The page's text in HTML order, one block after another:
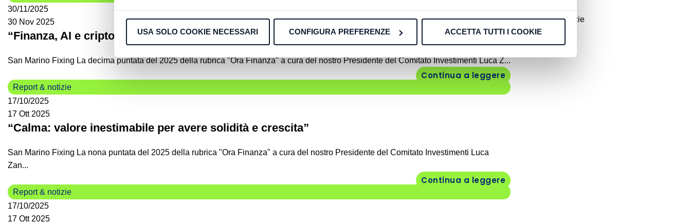
USA SOLO COOKIE NECESSARI CONFIGURA PREFERENZE ACCETTA TUTTI I COOKIE
30/11/2025
30 Nov 2025
“Finanza, AI e criptovalute: bolla o cambio di regime?”
San Marino Fixing La decima puntata del 2025 della rubrica "Ora Finanza" a cura del nostro Presidente del Comitato Investimenti Luca Z...
Continua a leggere
Report & notizie
17/10/2025
17 Ott 2025
“Calma: valore inestimabile per avere solidità e crescita”
San Marino Fixing La nona puntata del 2025 della rubrica "Ora Finanza" a cura del nostro Presidente del Comitato Investimenti Luca
Zan...
Continua a leggere
Report & notizie
17/10/2025
17 Ott 2025
Report & notizie